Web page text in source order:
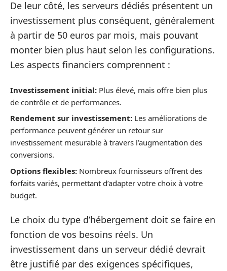
De leur côté, les serveurs dédiés présentent un
investissement plus conséquent, généralement
à partir de 50 euros par mois, mais pouvant
monter bien plus haut selon les configurations.
Les aspects financiers comprennent :
Investissement initial: Plus élevé, mais offre bien plus
de contrôle et de performances.
Rendement sur investissement: Les améliorations de
performance peuvent générer un retour sur
investissement mesurable à travers l’augmentation des
conversions.
Options flexibles: Nombreux fournisseurs offrent des
forfaits variés, permettant d’adapter votre choix à votre
budget.
Le choix du type d’hébergement doit se faire en
fonction de vos besoins réels. Un
investissement dans un serveur dédié devrait
être justifié par des exigences spécifiques,